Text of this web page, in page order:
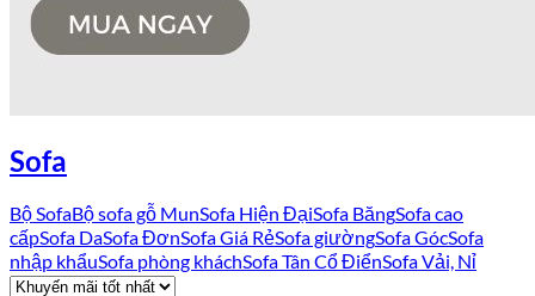
Sofa
Bộ SofaBộ sofa gỗ MunSofa Hiện ĐạiSofa BăngSofa cao
cấpSofa DaSofa ĐơnSofa Giá RẻSofa giườngSofa GócSofa
nhập khẩuSofa phòng kháchSofa Tân Cổ ĐiểnSofa Vải, Nỉ